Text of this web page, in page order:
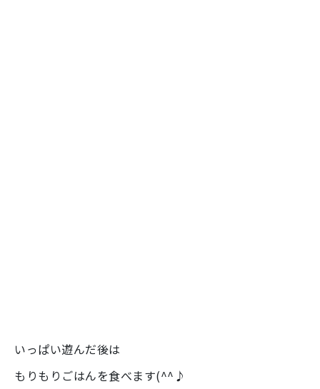
いっぱい遊んだ後は
もりもりごはんを食べます(^^♪